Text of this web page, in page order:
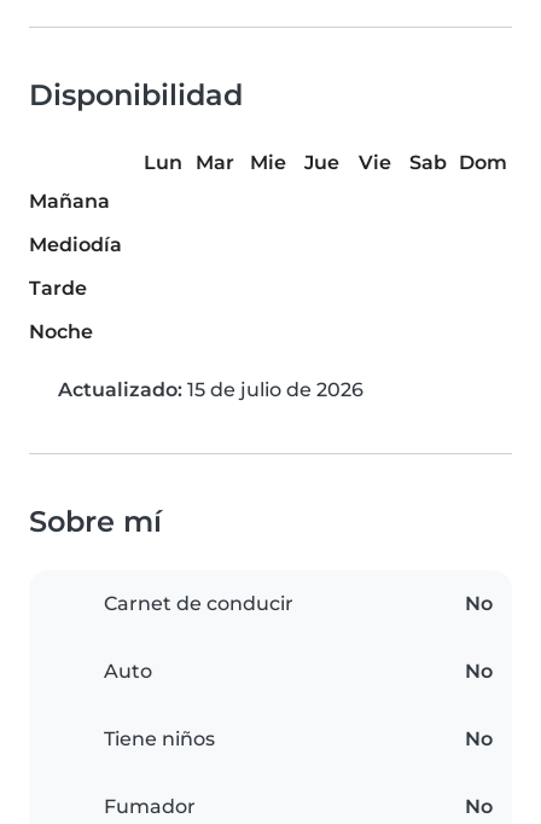
Disponibilidad
Lun Mar Mie Jue Vie Sab
Dom
Mañana
Mediodía
Tarde
Noche
Actualizado: 15 de julio de 2026
Sobre mí
Carnet de conducir No
Auto No
Tiene niños No
Fumador No